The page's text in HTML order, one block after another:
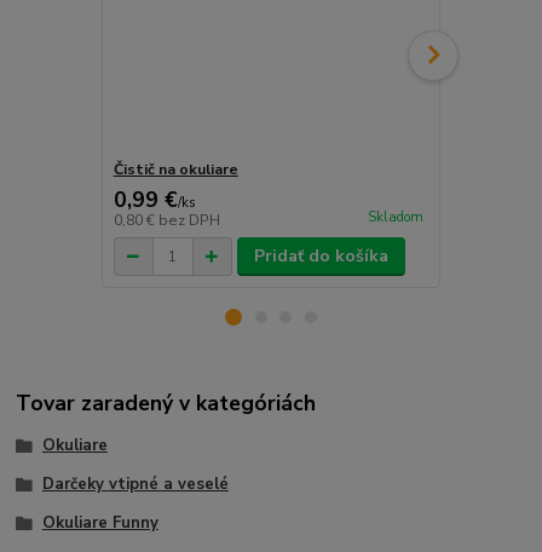
Čistič na okuliare
0,99 €/ks
0,80 € bez DPH Skladom
Pridať do košíka
Tovar zaradený v kategóriách
Okuliare
Darčeky vtipné a veselé
Okuliare Funny